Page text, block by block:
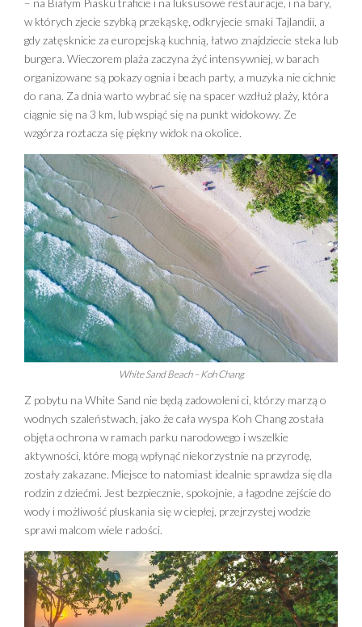
– na Białym Piasku traficie i na luksusowe restauracje, i na bary,
w których zjecie szybką przekąskę, odkryjecie smaki Tajlandii, a
gdy zatęsknicie za europejską kuchnią, łatwo znajdziecie steka lub
burgera. Wieczorem plaża zaczyna żyć intensywniej, w barach
organizowane są pokazy ognia i beach party, a muzyka nie cichnie
do rana. Za dnia warto wybrać się na spacer wzdłuż plaży, która
ciągnie się na 3 km, lub wspiąć się na punkt widokowy. Ze
wzgórza roztacza się piękny widok na okolice.
White Sand Beach – Koh Chang
Z pobytu na White Sand nie będą zadowoleni ci, którzy marzą o
wodnych szaleństwach, jako że cała wyspa Koh Chang została
objęta ochrona w ramach parku narodowego i wszelkie
aktywności, które mogą wpłynąć niekorzystnie na przyrodę,
zostały zakazane. Miejsce to natomiast idealnie sprawdza się dla
rodzin z dziećmi. Jest bezpiecznie, spokojnie, a łagodne zejście do
wody i możliwość pluskania się w ciepłej, przejrzystej wodzie
sprawi malcom wiele radości.